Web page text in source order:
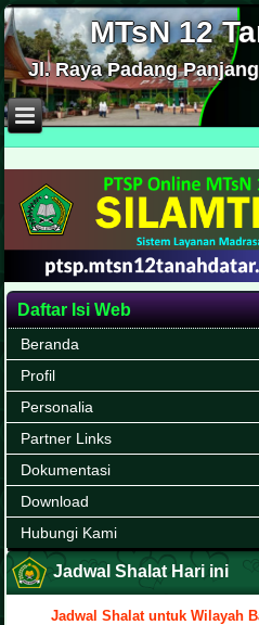
MTsN 12
Jl. Raya Padang
Daftar Isi Web
Beranda
Profil
Personalia
Partner Links
Dokumentasi
Download
Hubungi Kami
Jadwal Shalat Hari ini
Jadwal Shalat untuk Wilayah